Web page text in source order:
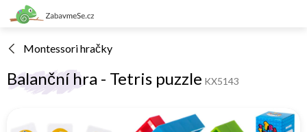
Přejít
na
Montessori hračky
Balanční hra - Tetris puzzle KX5143